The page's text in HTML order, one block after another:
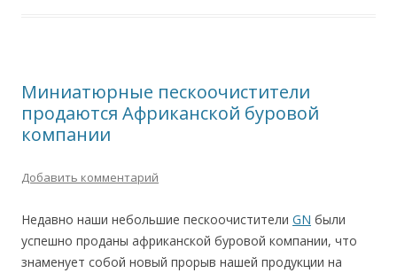
Миниатюрные пескоочистители
продаются Африканской буровой
компании
Добавить комментарий
Недавно наши небольшие пескоочистители GN были
успешно проданы африканской буровой компании, что
знаменует собой новый прорыв нашей продукции на